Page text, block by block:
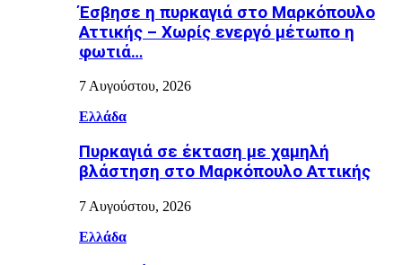
Έσβησε η πυρκαγιά στο Μαρκόπουλο
Αττικής – Χωρίς ενεργό μέτωπο η
φωτιά…
7 Αυγούστου, 2026
Ελλάδα
Πυρκαγιά σε έκταση με χαμηλή
βλάστηση στο Μαρκόπουλο Αττικής
7 Αυγούστου, 2026
Ελλάδα